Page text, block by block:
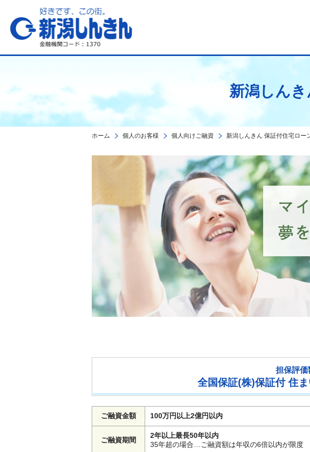
新潟しん
ホーム 個人のお客様 個人向けご融資 新潟しんきん 保証付住宅ロー
担保評価
全国保証(株)保証付 住
ご融資金額 100万円以上2億円以内
ご融資期間
2年以上最長50年以内
35年超の場合…ご融資額は年収の6倍以内が限度